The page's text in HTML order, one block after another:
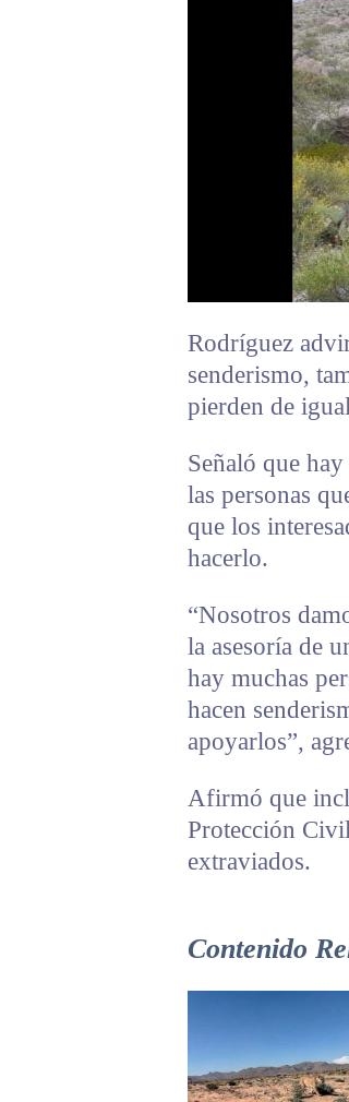
Rodríguez
senderismo,
pierden de
Señaló que
las personas
que los
hacerlo.
“Nosotros
la asesoría de
hay muchas
hacen
apoyarlos”,
Afirmó que
Protección
extraviados.
Contenido